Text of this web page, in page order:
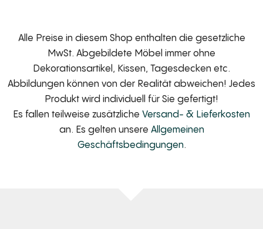
Alle Preise in diesem Shop enthalten die gesetzliche
MwSt. Abgebildete Möbel immer ohne
Dekorationsartikel, Kissen, Tagesdecken etc.
Abbildungen können von der Realität abweichen! Jedes
Produkt wird individuell für Sie gefertigt!
Es fallen teilweise zusätzliche Versand- & Lieferkosten
an. Es gelten unsere Allgemeinen
Geschäftsbedingungen.